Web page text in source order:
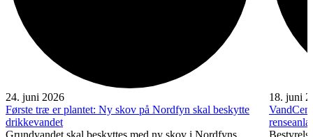
24. juni 2026
Første træ er plantet: Ny skov på Nordfyn skal beskytte
drikkevandet
Grundvandet skal beskyttes med ny skov i Nordfyns
18. juni